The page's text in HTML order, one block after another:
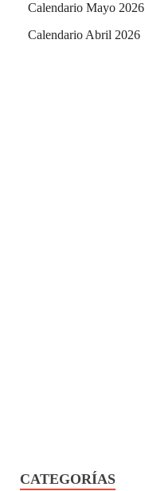
Calendario Mayo 2026
Calendario Abril 2026
CATEGORÍAS